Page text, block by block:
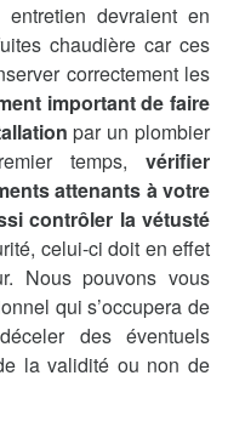
devraient en
chaudière car ces
correctement les
important de faire
par un plombier
temps, vérifier
attenants à votre
contrôler la vétusté
celui-ci doit en effet
Nous pouvons vous
qui s’occupera de
des éventuels
la validité ou non de